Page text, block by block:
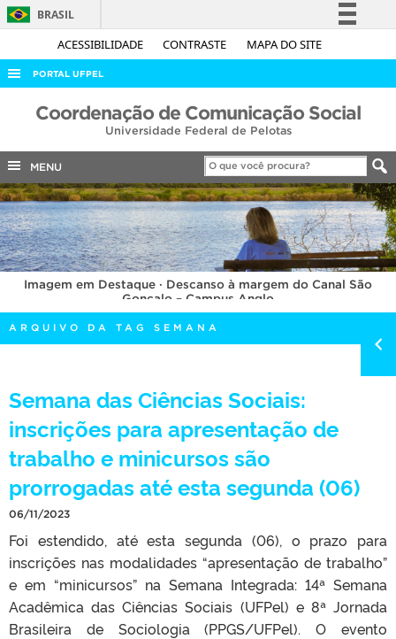
ACESSIBILIDADE CONTRASTE MAPA DO SITE
BRASIL
Simplifique!
Acesso à informação
Legislação
Canais
PORTAL UFPEL
ACESSO À INFORMAÇÃO
COBALTO
CONCURSOS
EDITAIS
INTERNACIONAL
OUVIDORIA
PORTARIAS
TELEFONES
Coordenação de Comunicação Social
Universidade Federal de Pelotas
MENU
Imagem em Destaque · Descanso à margem do Canal São
Gonçalo – Campus Anglo
ARQUIVO DA TAG SEMANA
Semana das Ciências Sociais:
inscrições para apresentação de
trabalho e minicursos são
prorrogadas até esta segunda (06)
06/11/2023
Foi estendido, até esta segunda (06), o prazo para
inscrições nas modalidades “apresentação de trabalho”
e em “minicursos” na Semana Integrada: 14ª Semana
Acadêmica das Ciências Sociais (UFPel) e 8ª Jornada
Brasileira de Sociologia (PPGS/UFPel). O evento